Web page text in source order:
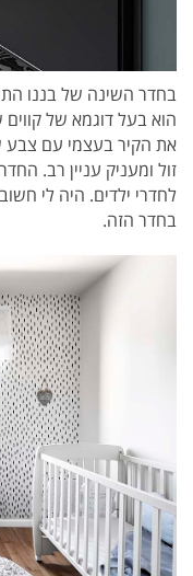
בחדר השינה של בננו
הוא בעל דוגמא של קווים
את הקיר בעצמי עם צבע
זול ומעניק עניין רב.
לחדרי ילדים. היה לי
בחדר הזה.